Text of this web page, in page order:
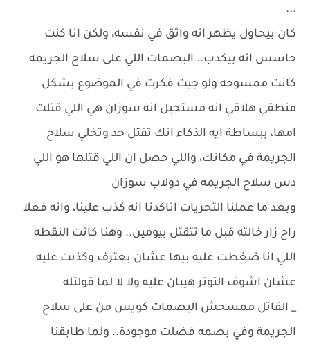
...
كان بيحاول يظهر انه واثق في نفسه، ولكن انا كنت
حاسس انه بيكدب.. البصمات اللي على سلاح الجريمه
كانت ممسوحه ولو جيت فكرت في الموضوع بشكل
منطقي هلاقي انه مستحيل انه سوزان هي اللي قتلت
امها، ببساطة ايه الذكاء انك تقتل حد وتخلي سلاح
الجريمة في مكانك، واللي حصل ان اللي قتلها هو اللي
دس سلاح الجريمه في دولاب سوزان
وبعد ما عملنا التحريات اتاكدنا انه كذب علينا، وانه فعلا
راح زار خالته قبل ما تتقتل بيومين.. وهنا كانت النقطه
اللي انا ضغطت عليه بيها عشان يعترف وكذبت عليه
عشان اشوف التوتر هيبان عليه ولا لا لما قولتله
_ القاتل ممسحش البصمات كويس من على سلاح
الجريمة وفي بصمه فضلت موجودة.. ولما طابقنا